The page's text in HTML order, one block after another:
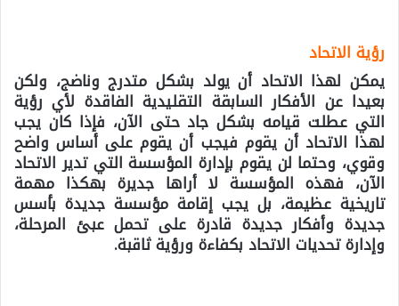
رؤية الاتحاد
يمكن لهذا الاتحاد أن يولد بشكل متدرج وناضج، ولكن
بعيدا عن الأفكار السابقة التقليدية الفاقدة لأي رؤية
التي عطلت قيامه بشكل جاد حتى الآن، فإذا كان يجب
لهذا الاتحاد أن يقوم فيجب أن يقوم على أساس واضح
وقوي، وحتما لن يقوم بإدارة المؤسسة التي تدير الاتحاد
الآن، فهذه المؤسسة لا أراها جديرة بهكذا مهمة
تاريخية عظيمة، بل يجب إقامة مؤسسة جديدة بأسس
جديدة وأفكار جديدة قادرة على تحمل عبئ المرحلة،
وإدارة تحديات الاتحاد بكفاءة ورؤية ثاقبة.